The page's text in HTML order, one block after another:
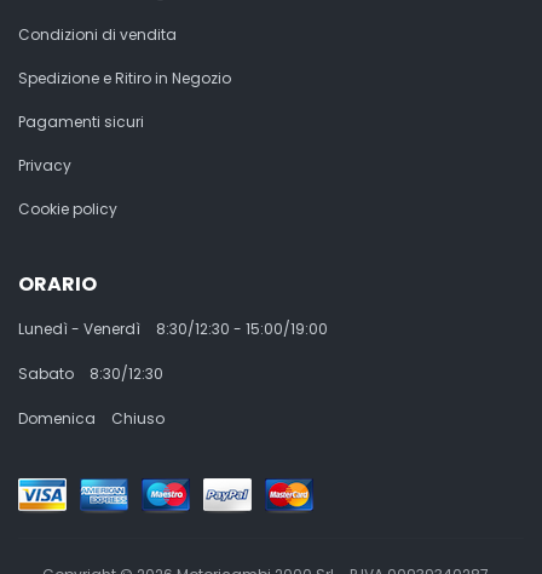
Condizioni di vendita
Spedizione e Ritiro in Negozio
Pagamenti sicuri
Privacy
Cookie policy
ORARIO
Lunedì - Venerdì 8:30/12:30 - 15:00/19:00
Sabato 8:30/12:30
Domenica Chiuso